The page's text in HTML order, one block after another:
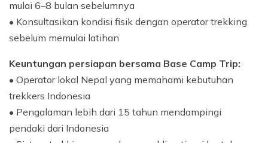
mulai 6–8 bulan sebelumnya
• Konsultasikan kondisi fisik dengan operator trekking
sebelum memulai latihan
Keuntungan persiapan bersama Base Camp Trip:
• Operator lokal Nepal yang memahami kebutuhan
trekkers Indonesia
• Pengalaman lebih dari 15 tahun mendampingi
pendaki dari Indonesia